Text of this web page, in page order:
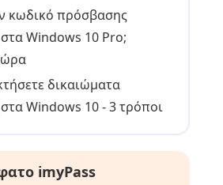
κωδικό πρόσβασης
στα Windows 10 Pro;
δικαιώματα
στα Windows 10 - 3 τρόποι
imyPass